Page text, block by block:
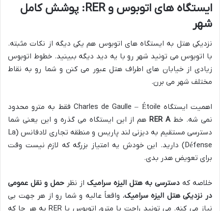
ایستگاه های اتوبوس و RER: پوشش کامل
شهر
نزدیکی هتل به ایستگاه های اتوبوس هم یکی دیگه از نکات مثبته.
با اتوبوس می تونید شهر رو با یه دید دیگه ببینید. خطوط اتوبوس
زیادی از خیابان های اطراف هتل عبور می کنن و شما رو به نقاط
مختلف شهر می برن.
اهمیت ایستگاه Charles de Gaulle – Étoile فقط به مترو محدود
نمی شه. خطRER Aهم از این ایستگاه می گذره و این یعنی شما
دسترسی مستقیم به دیزنی لند پاریس و منطقه تجاری لادفانس (La
Défense) دارید. این خودش یه امتیاز بزرگه که لازم نیست وقت
برای تعویض هدر بدی.
خلاصه که دسترسی به هتل الیزه سرامیک از نظر حمل و نقل عمومی
در نزدیکی هتل الیزه سرامیک، واقعاً عالیه و شما رو از هر جهت بی
نیاز می کنه. می تونید راحت با مترو، اتوبوس یا RER به هر جا که